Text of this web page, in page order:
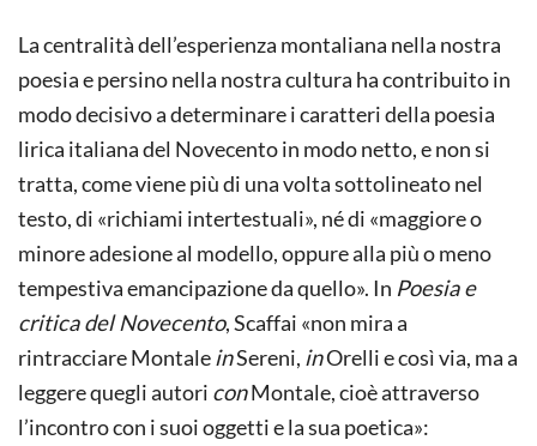
La centralità dell’esperienza montaliana nella nostra
poesia e persino nella nostra cultura ha contribuito in
modo decisivo a determinare i caratteri della poesia
lirica italiana del Novecento in modo netto, e non si
tratta, come viene più di una volta sottolineato nel
testo, di «richiami intertestuali», né di «maggiore o
minore adesione al modello, oppure alla più o meno
tempestiva emancipazione da quello». In Poesia e
critica del Novecento, Scaffai «non mira a
rintracciare Montale inSereni, inOrelli e così via, ma a
leggere quegli autori conMontale, cioè attraverso
l’incontro con i suoi oggetti e la sua poetica»: